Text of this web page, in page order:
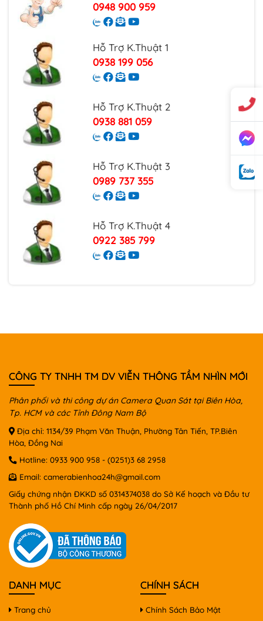
0948 900 959
Hỗ Trợ K.Thuật 1
0938 199 056
Hỗ Trợ K.Thuật 2
0938 881 059
Hỗ Trợ K.Thuật 3
0989 737 355
Hỗ Trợ K.Thuật 4
0922 385 799
CÔNG TY TNHH TM DV VIỄN THÔNG TẦM NHÌN MỚI
Phân phối và thi công dự án Camera Quan Sát tại Biên Hòa,
Tp. HCM và các Tỉnh Đông Nam Bộ
Địa chỉ: 1134/39 Phạm Văn Thuận, Phường Tân Tiến, TP.Biên
Hòa, Đồng Nai
Hotline: 0933 900 958 - (0251)3 68 2958
Email: camerabienhoa24h@gmail.com
Giấy chứng nhận ĐKKD số 0314374038 do Sở Kế hoạch và Đầu tư
Thành phố Hồ Chí Minh cấp ngày 26/04/2017
DANH MỤC
Trang chủ
CHÍNH SÁCH
Chính Sách Bảo Mật